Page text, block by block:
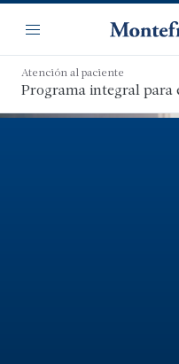
contenido
principal
Navegación
Menú
Atención al paciente
Programa integral para